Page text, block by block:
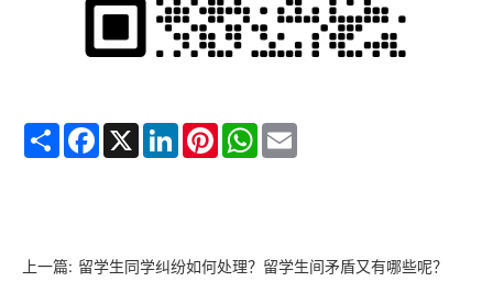
Share Facebook
X LinkedInPinterestWhatsApp
上一篇: 留学生同学纠纷如何处理？留学生间矛盾又有哪些呢？